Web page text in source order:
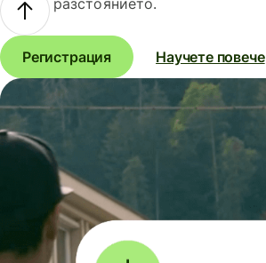
разстоянието.
Регистрация Научете повече